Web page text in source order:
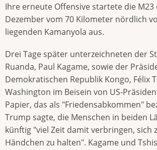
Ihre erneute Offensive startete die M23
Dezember vom 70 Kilometer nördlich
liegenden Kamanyola aus.
Drei Tage später unterzeichneten der
Ruanda, Paul Kagame, sowie der
Demokratischen Republik Kongo, Félix
Washington im Beisein von US-
Papier, das als "Friedensabkommen"
Trump sagte, die Menschen in beiden
künftig "viel Zeit damit verbringen, sich
Händchen zu halten". Kagame und